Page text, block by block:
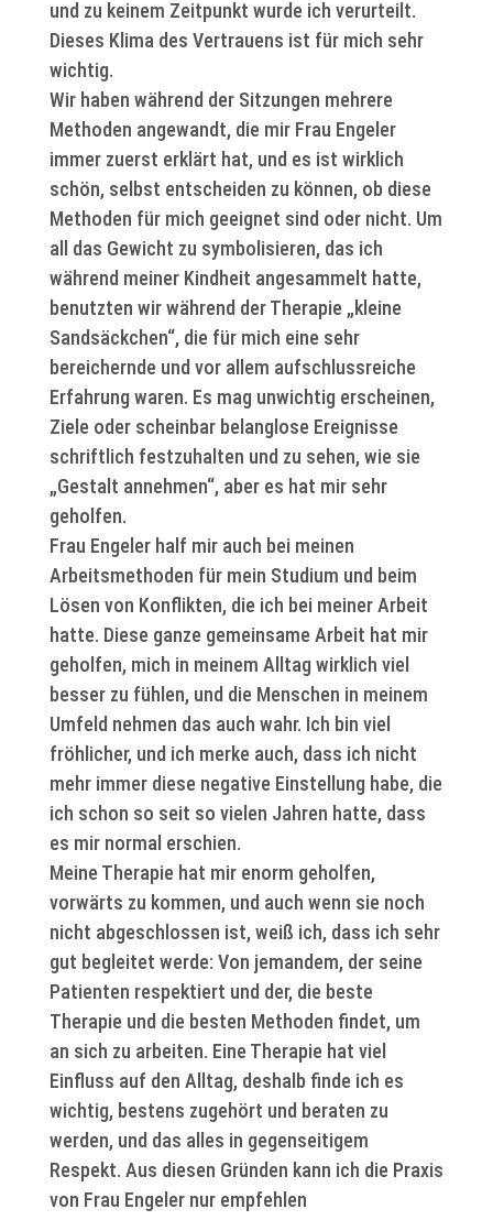
und zu keinem Zeitpunkt wurde ich verurteilt.
Dieses Klima des Vertrauens ist für mich sehr
wichtig.
Wir haben während der Sitzungen mehrere
Methoden angewandt, die mir Frau Engeler
immer zuerst erklärt hat, und es ist wirklich
schön, selbst entscheiden zu können, ob diese
Methoden für mich geeignet sind oder nicht. Um
all das Gewicht zu symbolisieren, das ich
während meiner Kindheit angesammelt hatte,
benutzten wir während der Therapie „kleine
Sandsäckchen“, die für mich eine sehr
bereichernde und vor allem aufschlussreiche
Erfahrung waren. Es mag unwichtig erscheinen,
Ziele oder scheinbar belanglose Ereignisse
schriftlich festzuhalten und zu sehen, wie sie
„Gestalt annehmen“, aber es hat mir sehr
geholfen.
Frau Engeler half mir auch bei meinen
Arbeitsmethoden für mein Studium und beim
Lösen von Konflikten, die ich bei meiner Arbeit
hatte. Diese ganze gemeinsame Arbeit hat mir
geholfen, mich in meinem Alltag wirklich viel
besser zu fühlen, und die Menschen in meinem
Umfeld nehmen das auch wahr. Ich bin viel
fröhlicher, und ich merke auch, dass ich nicht
mehr immer diese negative Einstellung habe, die
ich schon so seit so vielen Jahren hatte, dass
es mir normal erschien.
Meine Therapie hat mir enorm geholfen,
vorwärts zu kommen, und auch wenn sie noch
nicht abgeschlossen ist, weiß ich, dass ich sehr
gut begleitet werde: Von jemandem, der seine
Patienten respektiert und der, die beste
Therapie und die besten Methoden findet, um
an sich zu arbeiten. Eine Therapie hat viel
Einfluss auf den Alltag, deshalb finde ich es
wichtig, bestens zugehört und beraten zu
werden, und das alles in gegenseitigem
Respekt. Aus diesen Gründen kann ich die Praxis
von Frau Engeler nur empfehlen